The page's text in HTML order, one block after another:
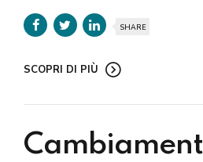
SHARE
SCOPRI DI PIÙ